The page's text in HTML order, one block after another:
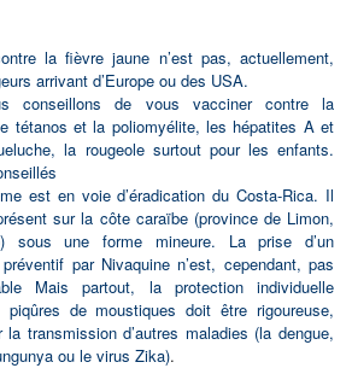
la fièvre jaune n’est pas, actuellement,
arrivant d’Europe ou des USA.
conseillons de vous vacciner contre la
tétanos et la poliomyélite, les hépatites A et
la rougeole surtout pour les enfants.
est en voie d’éradication du Costa-Rica. Il
sur la côte caraïbe (province de Limon,
sous une forme mineure. La prise d’un
par Nivaquine n’est, cependant, pas
Mais partout, la protection individuelle
de moustiques doit être rigoureuse,
la transmission d’autres maladies (la dengue,
ou le virus Zika).